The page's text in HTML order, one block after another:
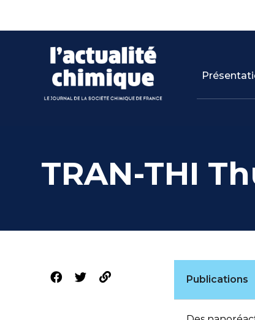
TRAN-THI
Publications